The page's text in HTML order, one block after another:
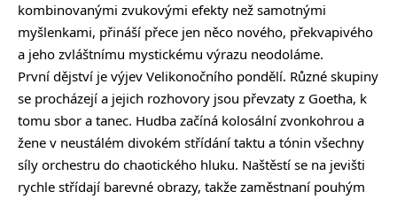
kombinovanými zvukovými efekty než samotnými
myšlenkami, přináší přece jen něco nového, překvapivého
a jeho zvláštnímu mystickému výrazu neodoláme.
První dějství je výjev Velikonočního pondělí. Různé skupiny
se procházejí a jejich rozhovory jsou převzaty z Goetha, k
tomu sbor a tanec. Hudba začíná kolosální zvonkohrou a
žene v neustálém divokém střídání taktu a tónin všechny
síly orchestru do chaotického hluku. Naštěstí se na jevišti
rychle střídají barevné obrazy, takže zaměstnaní pouhým